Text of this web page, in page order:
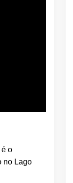
é o
no Lago